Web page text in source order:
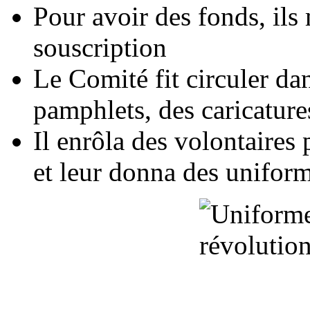
Pour avoir des fonds, ils
souscription
Le Comité fit circuler
pamphlets, des
Il enrôla des volontaires
et leur donna des